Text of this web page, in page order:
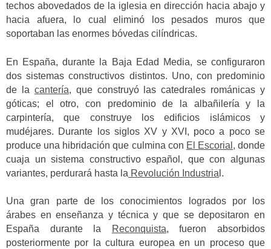
techos abovedados de la iglesia en dirección hacia abajo y
hacia afuera, lo cual eliminó los pesados muros que
soportaban las enormes bóvedas cilíndricas.
En España, durante la Baja Edad Media, se configuraron
dos sistemas constructivos distintos. Uno, con predominio
de la cantería, que construyó las catedrales románicas y
góticas; el otro, con predominio de la albañilería y la
carpintería, que construye los edificios islámicos y
mudéjares. Durante los siglos XV y XVI, poco a poco se
produce una hibridación que culmina con El Escorial, donde
cuaja un sistema constructivo español, que con algunas
variantes, perdurará hasta la Revolución Industria l.
Una gran parte de los conocimientos logrados por los
árabes en enseñanza y técnica y que se depositaron en
España durante la
Reconquista, fueron absorbidos
posteriormente por la cultura europea en un proceso que